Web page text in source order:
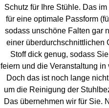
Schutz für Ihre Stühle. Das
für eine optimale Passform
sodass unschöne Falten gar
einer überdurchschnittlichen
Stoff dick genug, sodass
feiern und die Veranstaltung
Doch das ist noch lange
um die Reinigung der
Das übernehmen wir für Sie.